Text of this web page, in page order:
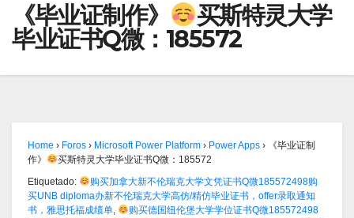
《毕业证制作》
买斯特灵大学
毕业证书Q微：185572
Home › Foros › Microsoft Power Platform › Power Apps ›
《毕业证制
作》
买斯特灵大学毕业证书Q微：185572
Etiquetado:
购买加拿大新不伦瑞克大学文凭证书Q微185572498购
买UNB diploma办新不伦瑞克大学高仿/精仿毕业证书，offer录取通知
书，雅思托福成绩单,
购买德国纽伦堡大学学位证书Q微185572498